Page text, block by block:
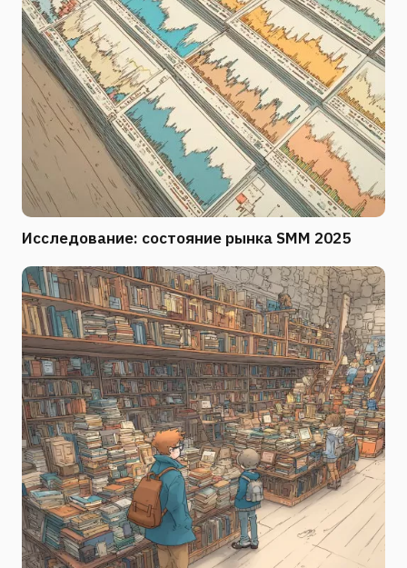
Исследование: состояние рынка SMM 2025